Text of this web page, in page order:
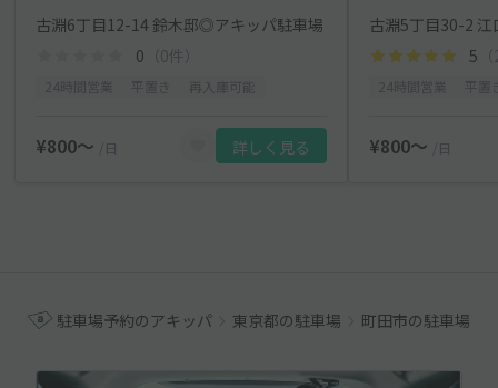
古淵6丁目12-14 鈴木邸◎アキッパ駐車場
0 （0件）
¥800〜 /日 詳しく見る
古淵5丁目30-2
5
¥800〜 /日
駐車場予約のアキッパ 東京都の駐車場 町田市の駐車場